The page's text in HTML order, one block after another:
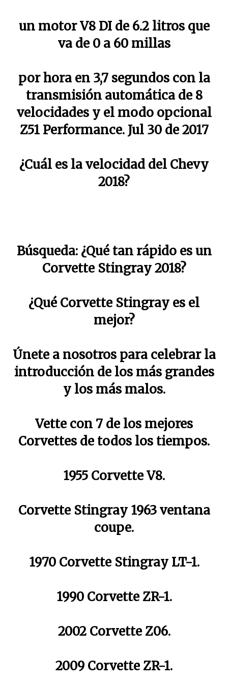
un motor V8 DI de 6.2 litros que
va de 0 a 60 millas
por hora en 3,7 segundos con la
transmisión automática de 8
velocidades y el modo opcional
Z51 Performance. Jul 30 de 2017
¿Cuál es la velocidad del Chevy
2018?
Búsqueda: ¿Qué tan rápido es un
Corvette Stingray 2018?
¿Qué Corvette Stingray es el
mejor?
Únete a nosotros para celebrar la
introducción de los más grandes
y los más malos.
Vette con 7 de los mejores
Corvettes de todos los tiempos.
1955 Corvette V8.
Corvette Stingray 1963 ventana
coupe.
1970 Corvette Stingray LT-1.
1990 Corvette ZR-1.
2002 Corvette Z06.
2009 Corvette ZR-1.